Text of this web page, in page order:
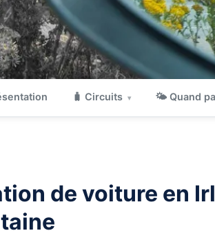
🧳 Circuits ▾ 🌤 Quand
de voiture en